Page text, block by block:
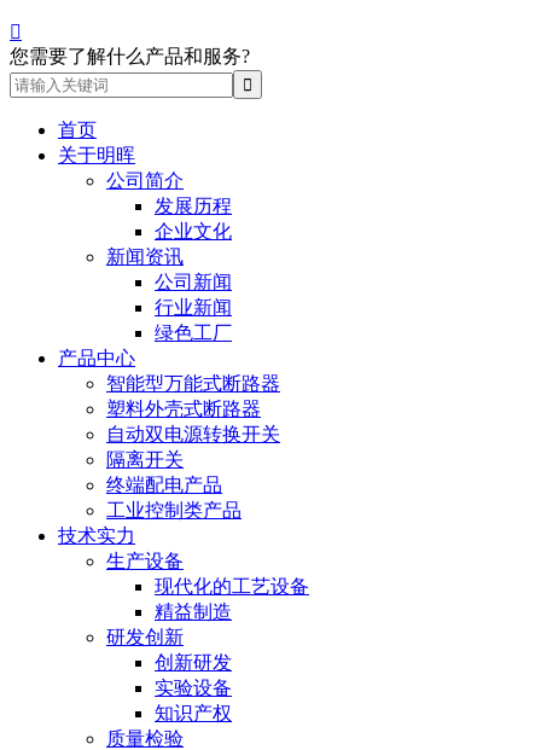

您需要了解什么产品和服务?
首页
关于明晖
公司简介
发展历程
企业文化
新闻资讯
公司新闻
行业新闻
绿色工厂
产品中心
智能型万能式断路器
塑料外壳式断路器
自动双电源转换开关
隔离开关
终端配电产品
工业控制类产品
技术实力
生产设备
现代化的工艺设备
精益制造
研发创新
创新研发
实验设备
知识产权
质量检验